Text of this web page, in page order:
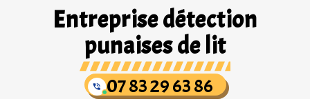
Entreprise détection
punaises de lit
07 83 29 63 86